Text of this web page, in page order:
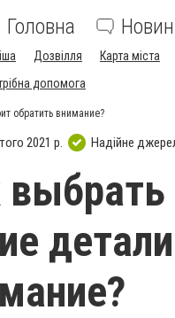
Головна
Дозвілля Карта міста
допомога
обратить внимание?
2021 р. Надійне
выбрать